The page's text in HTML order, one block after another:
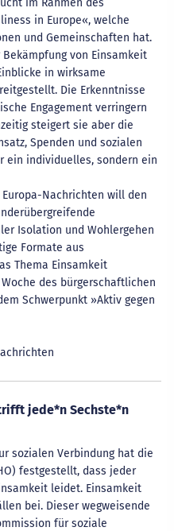
im Rahmen des
in Europe«, welche
und Gemeinschaften hat.
von Einsamkeit
in wirksame
Die Erkenntnisse
Engagement verringern
steigert sie aber die
Spenden und sozialen
ein individuelles, sondern ein
Europa-Nachrichten will den
Isolation und Wohlergehen
Formate aus
Thema Einsamkeit
des bürgerschaftlichen
Schwerpunkt »Aktiv gegen
jede*n Sechste*n
sozialen Verbindung hat die
festgestellt, dass jeder
leidet. Einsamkeit
bei. Dieser wegweisende
für soziale